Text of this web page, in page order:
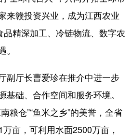
来赣投资兴业，成为江西农业
品精深加工、冷链物流、数字农
厅长曹爱珍在推介中进一步
基础、合作空间和服务环境。
粮仓”“鱼米之乡”的美誉，全省
亩，可利用水面2500万亩，